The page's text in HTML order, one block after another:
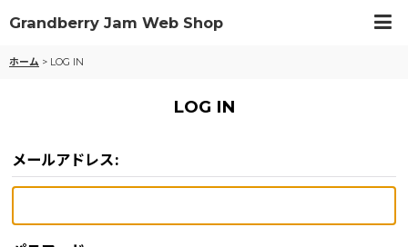
Grandberry Jam Web Shop
ホーム > LOG IN
LOG IN
メールアドレス: